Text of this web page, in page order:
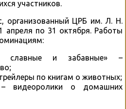
участников.
организованный ЦРБ им. Л. Н.
апреля по 31 октября. Работы
славные и забавные» –
по книгам о животных;
видеоролики о домашних